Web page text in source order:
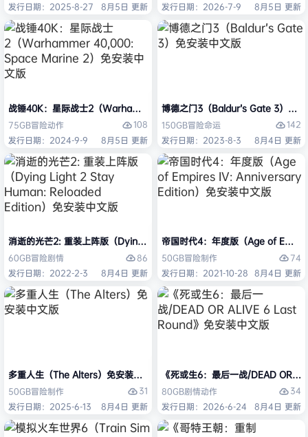
发行日期：2025-8-27
8月5日 更新
发行日期：2026-7-9
8月5日 更新
战锤40K：星际战士2（Warhammer 40,000: Space Marine 2）免安装
75GB冒险动作
108
发行日期：2024-9-9
8月5日 更新
博德之门3（Baldur’s Gate 3）免安
150GB冒险命运
142
发行日期：2023-8-3
8月4日 更新
消逝的光芒2: 重装上阵版（Dying Light 2 Stay Human: Reloaded
60GB冒险剧情
86
发行日期：2022-2-3
8月4日 更新
帝国时代4：年度版（Age of
50GB冒险制作
74
发行日期：2021-10-28 8月4日 更新
多重人生（The Alters）免安装中文版
50GB冒险制作
31
发行日期：2025-6-13
8月4日 更新
《死或生6：最后一战/DEAD OR
80GB剧情动作
34
发行日期：2026-6-24
8月4日 更新